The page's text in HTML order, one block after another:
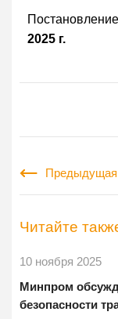
2025 г.
Предыдущая
Читайте
10 ноября 2025
Минпром
безопасности